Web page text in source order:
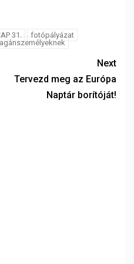
31.
fotópályázat
Next
Tervezd meg az Európa
Naptár borítóját!